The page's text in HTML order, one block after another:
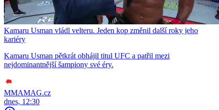
Kamaru Usman vládl velteru. Jeden kop změnil další roky jeho
kariéry
Kamaru Usman pětkrát obhájil titul UFC a patřil mezi
nejdominantnější šampiony své éry.
MMAMAG.cz
dnes, 12:30